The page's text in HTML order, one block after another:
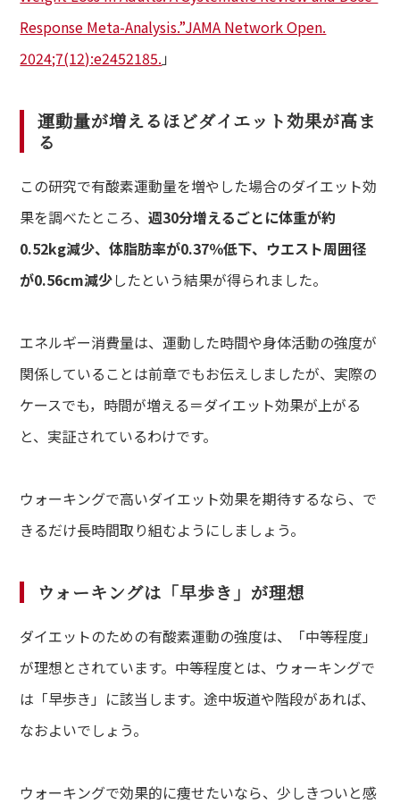
る質問
まの声
Response Meta-Analysis.”JAMA Network Open.
2024;7(12):e2452185. 」
運動量が増えるほどダイエット効果が高ま
る
この研究で有酸素運動量を増やした場合のダイエット効
果を調べたところ、週30分増えるごとに体重が約
0.52kg減少、体脂肪率が0.37％低下、ウエスト周囲径
が0.56cm減少したという結果が得られました。
エネルギー消費量は、運動した時間や身体活動の強度が
関係していることは前章でもお伝えしましたが、実際の
ケースでも，時間が増える＝ダイエット効果が上がる
と、実証されているわけです。
ウォーキングで高いダイエット効果を期待するなら、で
きるだけ長時間取り組むようにしましょう。
ウォーキングは「早歩き」が理想
ダイエットのための有酸素運動の強度は、「中等程度」
が理想とされています。中等程度とは、ウォーキングで
は「早歩き」に該当します。途中坂道や階段があれば、
なおよいでしょう。
ウォーキングで効果的に痩せたいなら、少しきついと感